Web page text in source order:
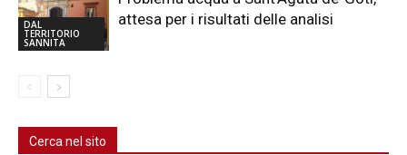
DAL
TERRITORIO
SANNITA
attesa per i risultati delle analisi
Cerca nel sito